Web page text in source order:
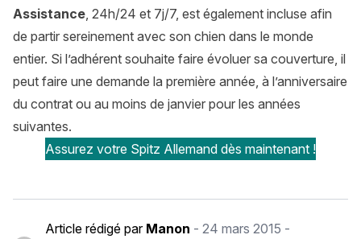
Assistance, 24h/24 et 7j/7, est également incluse afin
de partir sereinement avec son chien dans le monde
entier. Si l’adhérent souhaite faire évoluer sa couverture, il
peut faire une demande la première année, à l’anniversaire
du contrat ou au moins de janvier pour les années
suivantes.
Assurez votre Spitz Allemand dès maintenant !
Article rédigé par Manon -24 mars 2015 -